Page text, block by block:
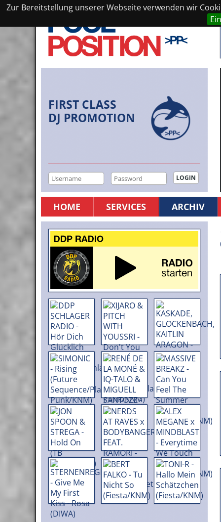
Zur Bereitstellung unserer Webseite verwenden wir
FIRST CLASS
DJ PROMOTION
HOME SERVICES ARCHIV